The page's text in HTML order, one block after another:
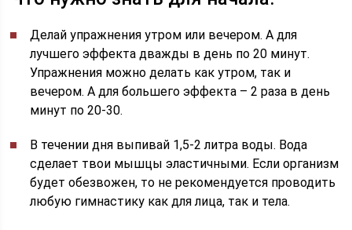
Делай упражнения утром или вечером. А для
лучшего эффекта дважды в день по 20 минут.
Упражнения можно делать как утром, так и
вечером. А для большего эффекта – 2 раза в день
минут по 20-30.
В течении дня выпивай 1,5-2 литра воды. Вода
сделает твои мышцы эластичными. Если организм
будет обезвожен, то не рекомендуется проводить
любую гимнастику как для лица, так и тела.